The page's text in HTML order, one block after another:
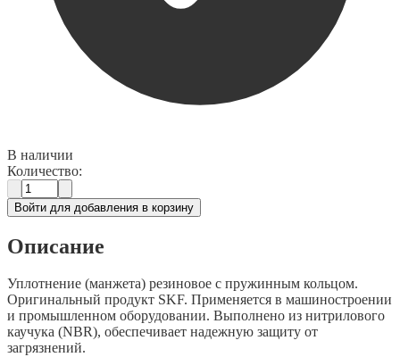
В наличии
Количество:
Войти для добавления в корзину
Описание
Уплотнение (манжета) резиновое с пружинным кольцом.
Оригинальный продукт SKF. Применяется в машиностроении
и промышленном оборудовании. Выполнено из нитрилового
каучука (NBR), обеспечивает надежную защиту от
загрязнений.